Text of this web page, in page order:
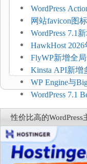
WordPress
压和订单延迟
网站favicon图
加方法
WordPress 7.1
持REST API、
HawkHost
$2.61/月，高
FlyWP新增全
方便
Kinsta API新增
WP Engine与
Connect：
商能力
WordPress 7.1
复，仅建议在
性价比高的WordPress